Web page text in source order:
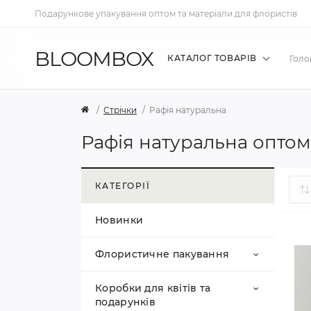
Подарункове упакування оптом та матеріали для флористів
BLOOMBOX КАТАЛОГ ТОВАРІВ
Стрічки Рафія натуральна
Рафія натуральна оптом
КАТЕГОРІЇ
Новинки
Флористичне пакування
Калька та плівка для
квітів у листах
Коробки для квітів та
подарунків